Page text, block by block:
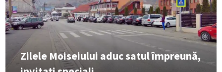
Zilele Moiseiului aduc satul împreună,